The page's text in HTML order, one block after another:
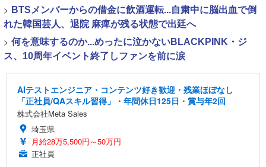
> BTSメンバーからの借金に飲酒運転...自粛中に脳出血で倒
れた韓国芸人、退院 麻痺が残る状態で出廷へ
> 何を意味するのか...めったに泣かないBLACKPINK・ジ
ス、10周年イベント終了しファンを前に涙
AIテストエンジニア・コンテンツ好き歓迎・残業ほぼなし
「正社員/QAスキル習得」・年間休日125日・賞与年2回
株式会社Meta Sales
埼玉県
月給28万5,500円～50万円
正社員